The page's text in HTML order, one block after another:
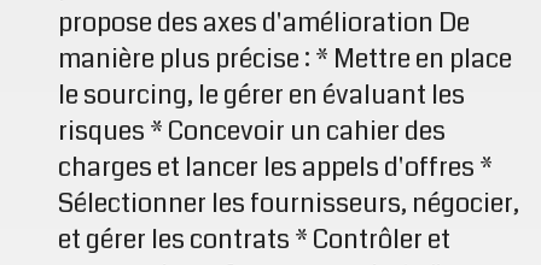
propose des axes d'amélioration De
manière plus précise : * Mettre en place
le sourcing, le gérer en évaluant les
risques * Concevoir un cahier des
charges et lancer les appels d'offres *
Sélectionner les fournisseurs, négocier,
et gérer les contrats * Contrôler et